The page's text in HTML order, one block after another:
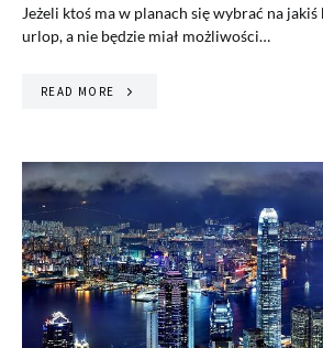
Jeżeli ktoś ma w planach się wybrać na jakiś
urlop, a nie będzie miał możliwości…
READ MORE